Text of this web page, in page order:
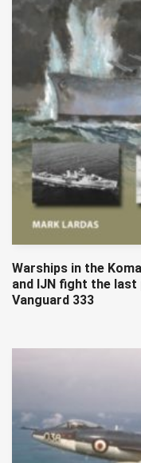
Warships in the
and IJN fight the
Vanguard 333